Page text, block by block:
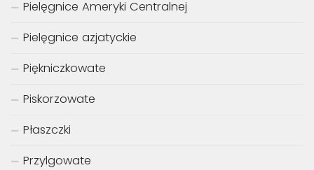
Pielęgnice Ameryki Centralnej
Pielęgnice azjatyckie
Piękniczkowate
Piskorzowate
Płaszczki
Przylgowate